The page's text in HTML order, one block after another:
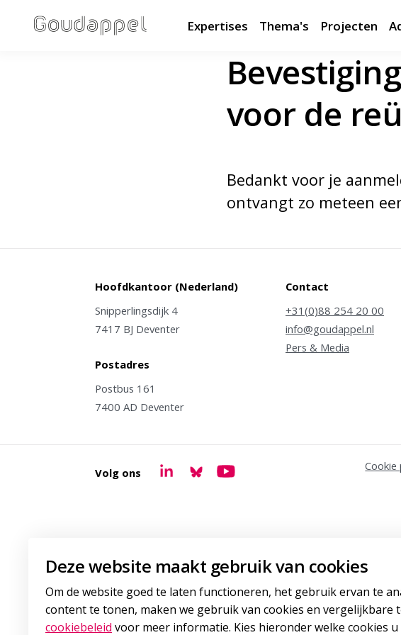
Deze website maakt gebruik van cookies
Om de website goed te laten functioneren, het gebruik ervan te
content te tonen, maken we gebruik van cookies en vergelijkbare
cookiebeleid voor meer informatie. Kies hieronder welke cookies u
Expertises Thema's Projecten
voor de
Bedankt voor je
ontvangt zo meteen
Hoofdkantoor (Nederland)
Snipperlingsdijk 4
7417 BJ Deventer
Postadres
Postbus 161
7400 AD Deventer
Contact
+31(0)88 254 20 00
info@goudappel.nl
Pers & Media
Volg ons Goudappel LinkedIn
Goudappel BlueSky
Goudappel YouTube
Cookie